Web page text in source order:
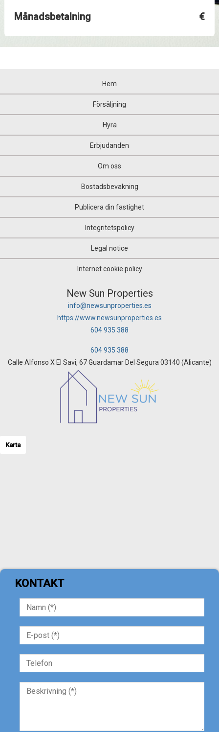
Månadsbetalning €
Hem
Försäljning
Hyra
Erbjudanden
Om oss
Bostadsbevakning
Publicera din fastighet
Integritetspolicy
Legal notice
Internet cookie policy
New Sun Properties
info@newsunproperties.es
https://www.newsunproperties.es
604 935 388
604 935 388
Calle Alfonso X El Savi, 67 Guardamar Del Segura 03140 (Alicante)
Karta
KONTAKT